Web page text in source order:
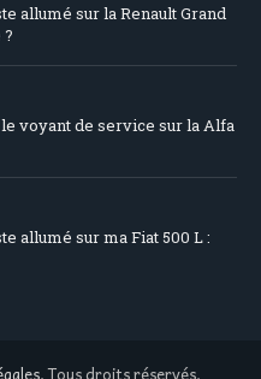
allumé sur la Renault Grand
voyant de service sur la Alfa
allumé sur ma Fiat 500 L :
. Tous droits réservés.